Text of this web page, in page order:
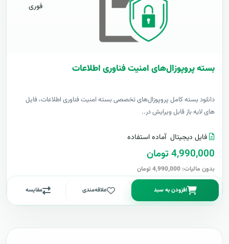
فوری
بسته پروپوزال‌های امنیت فناوری اطلاعات
دانلود بسته کامل پروپوزال‌های تخصصی بسته امنیت فناوری اطلاعات، فایل
های لایه باز قابل ویرایش در..
فایل دیجیتال آماده استفاده
4,990,000 تومان
بدون مالیات: 4,990,000 تومان
افزودن به سبد علاقه‌مندی مقایسه